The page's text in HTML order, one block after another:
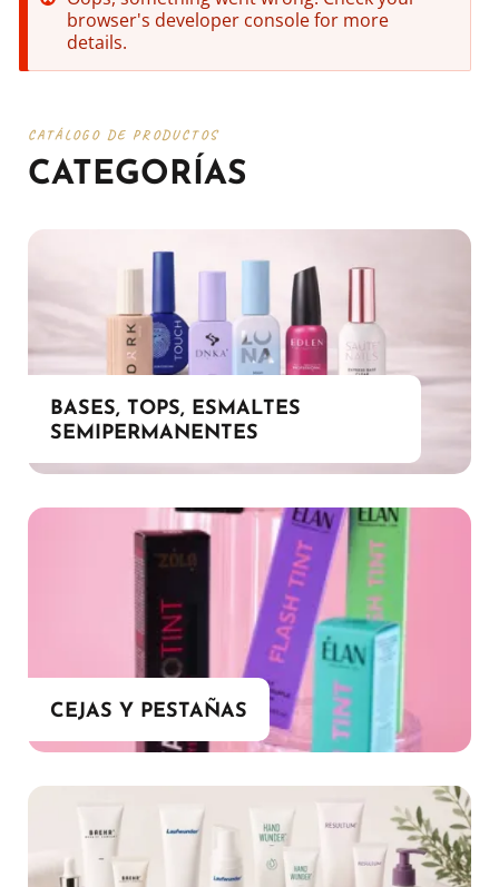
browser's developer console for more
details.
CATÁLOGO DE PRODUCTOS
CATEGORÍAS
BASES, TOPS, ESMALTES
SEMIPERMANENTES
CEJAS Y PESTAÑAS